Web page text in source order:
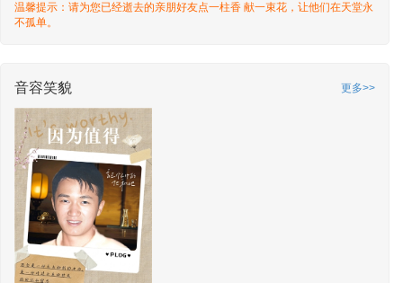
敬献时间：2026-06-15 10:38
另一方空间
敬献时间：2026-04-16 11:38
孝行天下敬献了鲜花31
敬献时间：2026-04-16 11:38
孝行天下敬献了鲜花31
敬献时间：2026-04-16 11:38
孝行天下敬献了鲜花31
敬献时间：2026-04-16 11:38
孝行天下敬献了鲜花31
敬献时间：2026-04-16 11:38
孝行天下敬献了鲜花31
敬献时间：2026-04-16 11:38
温馨提示：请为您已经逝去的亲朋好友点一柱香 献一束花，让他们在天堂永
不孤单。
音容笑貌 更多>>